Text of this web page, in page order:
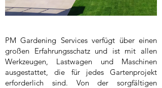
PM Gardening Services verfügt über einen
großen Erfahrungsschatz und ist mit allen
Werkzeugen, Lastwagen und Maschinen
ausgestattet, die für jedes Gartenprojekt
erforderlich sind. Von der sorgfältigen